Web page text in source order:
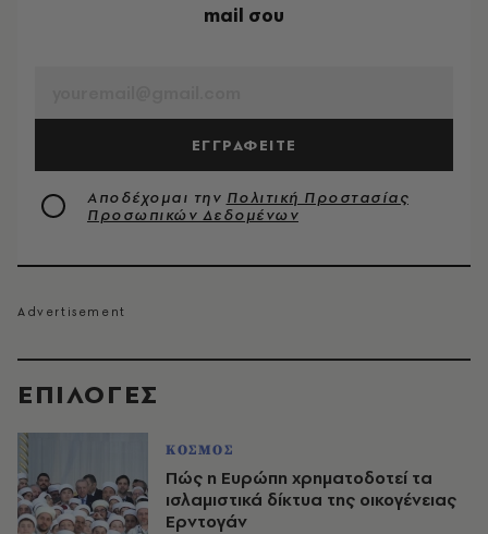
EΠΙΛΟΓΈΣ
ΚΟΣΜΟΣ
Πώς η Ευρώπη χρηματοδοτεί τα
ισλαμιστικά δίκτυα της οικογένειας
Ερντογάν
mail σου
ΕΓΓΡΑΦΕΙΤΕ
Αποδέχομαι την Πολιτική Προστασίας
Προσωπικών Δεδομένων